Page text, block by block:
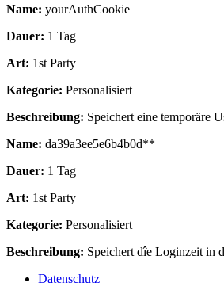
Name: yourAuthCookie
Dauer: 1 Tag
Art: 1st Party
Kategorie: Personalisiert
Beschreibung: Speichert eine temporäre
Name: da39a3ee5e6b4b0d**
Dauer: 1 Tag
Art: 1st Party
Kategorie: Personalisiert
Beschreibung: Speichert dîe Loginzeit in
Datenschutz